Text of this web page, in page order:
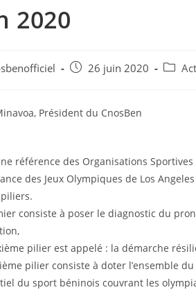
2020
26 juin 2020
Président du CnosBen
référence des Organisations
des Jeux Olympiques de Los
consiste à poser le diagnostic du
pilier est appelé : la démarche
pilier consiste à doter l’ensemble
du sport béninois couvrant les